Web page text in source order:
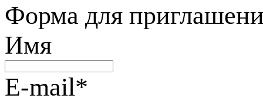
Форма для
Имя
E-mail*